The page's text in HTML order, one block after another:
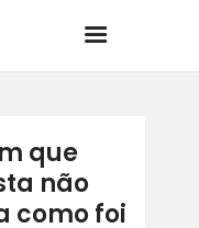
que
não
como foi